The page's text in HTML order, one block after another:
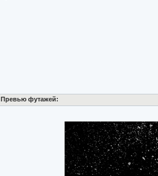
Превью футажей: